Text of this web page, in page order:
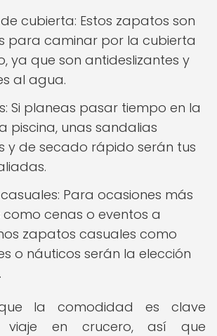
cubierta: Estos zapatos son
para caminar por la cubierta
ya que son antideslizantes y
al agua.
Si planeas pasar tiempo en la
piscina, unas sandalias
y de secado rápido serán tus
Para ocasiones más
cenas o eventos a
zapatos casuales como
o náuticos serán la elección
la comodidad es clave
viaje en crucero, así que